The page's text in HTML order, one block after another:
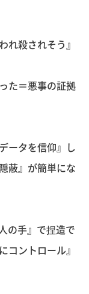
れ殺されそう』
た＝悪事の証拠
ータを信仰』し
蔽』が簡単にな
の手』で捏造で
コントロール』